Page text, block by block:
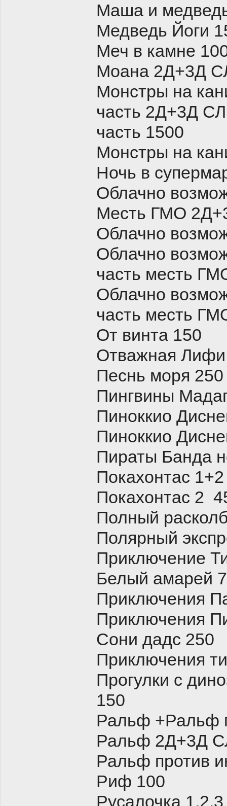
Маша и
Медведь Йоги
Меч в камне
Моана 2Д+3Д
Монстры на
часть 2Д+3Д
часть 1500
Монстры на
Ночь в
Облачно
Месть ГМО
Облачно
Облачно
часть месть
Облачно
часть месть
От винта 150
Отважная
Песнь моря 250
Пингвины
Пиноккио
Пиноккио
Пираты Банда
Покахонтас
Покахонтас 2
Полный
Полярный
Приключение
Белый амарей
Приключения
Приключения
Сони дадс 250
Приключения
Прогулки с
150
Ральф +Ральф
Ральф 2Д+3Д
Ральф против
Риф 100
Русалочка